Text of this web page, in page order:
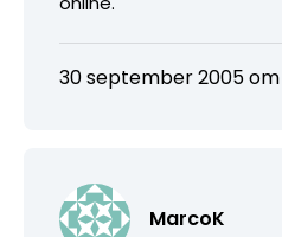
30 september 2005
MarcoK